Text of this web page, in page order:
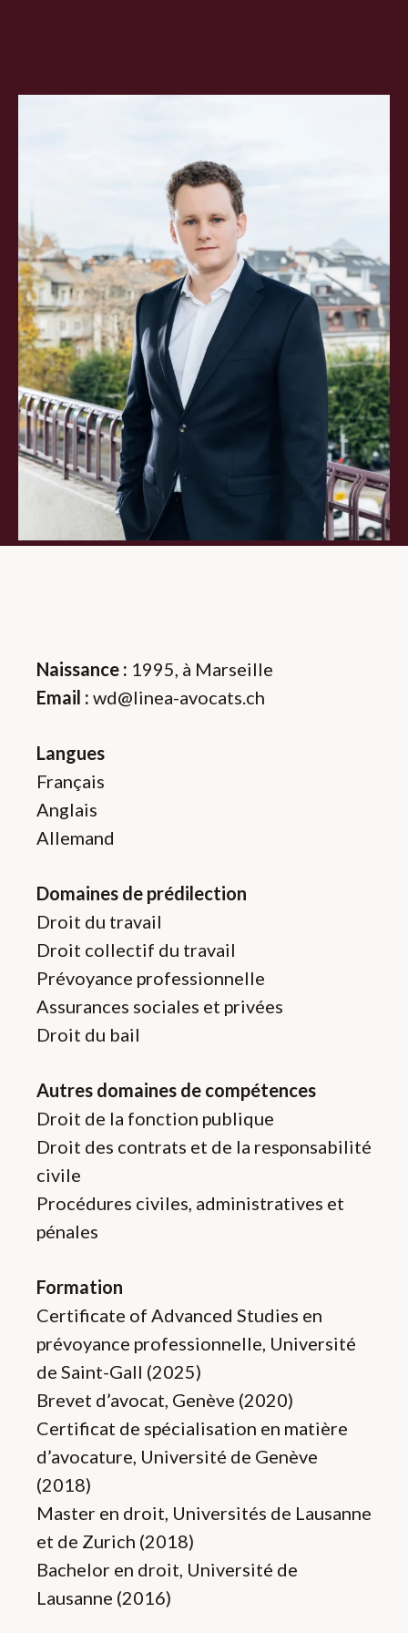
Naissance : 1995, à Marseille
Email : wd@linea-avocats.ch
Langues
Français
Anglais
Allemand
Domaines de prédilection
Droit du travail
Droit collectif du travail
Prévoyance professionnelle
Assurances sociales et privées
Droit du bail
Autres domaines de compétences
Droit de la fonction publique
Droit des contrats et de la responsabilité
civile
Procédures civiles, administratives et
pénales
Formation
Certificate of Advanced Studies en
prévoyance professionnelle Université
de Saint-Gall (2025)
Brevet d’avocat, Genève (2020)
Certificat de spécialisation en matière
d’avocature, Université de Genève
(2018)
Master en droit, Universités de Lausanne
et de Zurich (2018)
Bachelor en droit, Université de
Lausanne (2016)